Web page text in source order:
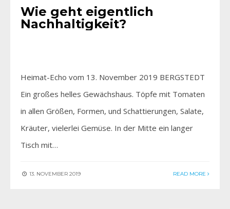
Wie geht eigentlich
Nachhaltigkeit?
Heimat-Echo vom 13. November 2019 BERGSTEDT
Ein großes helles Gewächshaus. Töpfe mit Tomaten
in allen Größen, Formen, und Schattierungen, Salate,
Kräuter, vielerlei Gemüse. In der Mitte ein langer
Tisch mit…
13. NOVEMBER 2019 READ MORE